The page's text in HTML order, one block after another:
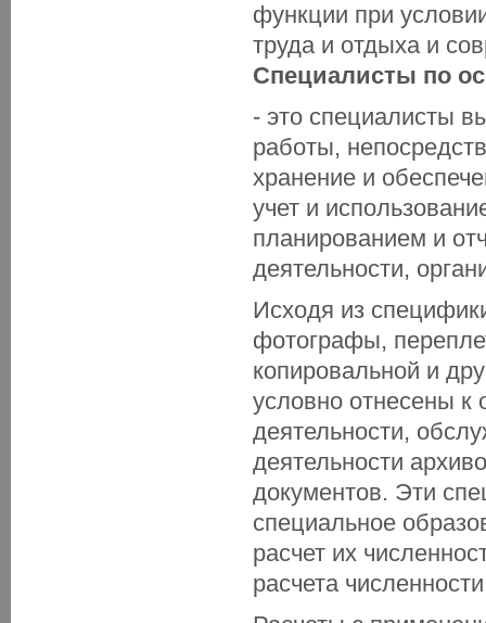
функции при
труда и отдыха и
Специалисты по
- это специалисты
работы,
хранение и
учет и
планированием и
деятельности,
Исходя из
фотографы,
копировальной и
условно отнесены к
деятельности,
деятельности
документов. Эти
специальное
расчет их
расчета